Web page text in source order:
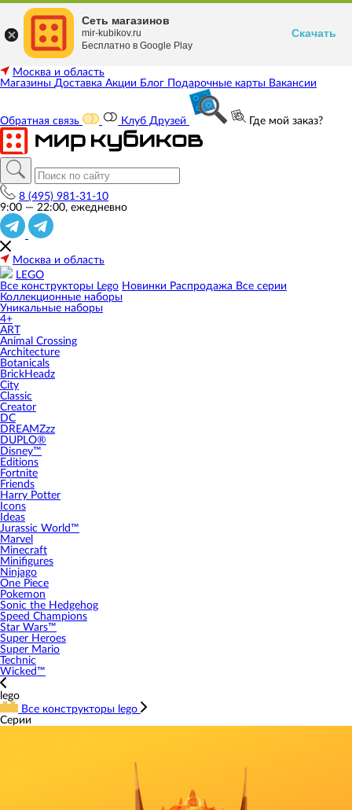
Москва и область
Магазины Доставка Акции Блог Подарочные карты Вакансии
Обратная связь Клуб Друзей Где мой заказ?
8 (495) 981-31-10
9:00 — 22:00, ежедневно
Москва и область
LEGO
Все конструкторы Lego Новинки Распродажа Все серии
Коллекционные наборы
Уникальные наборы
4+
ART
Animal Crossing
Architecture
Botanicals
BrickHeadz
City
Classic
Creator
DC
DREAMZzz
DUPLO®
Disney™
Editions
Fortnite
Friends
Harry Potter
Icons
Ideas
Jurassic World™
Marvel
Minecraft
Minifigures
Ninjago
One Piece
Pokemon
Sonic the Hedgehog
Speed Champions
Star Wars™
Super Heroes
Super Mario
Technic
Wicked™
lego
Все конструкторы lego
Серии
Сеть магазинов
mir-kubikov.ru
Бесплатно в Google Play
Скачать